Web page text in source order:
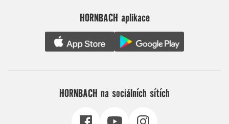
HORNBACH aplikace
HORNBACH na sociálních sítích